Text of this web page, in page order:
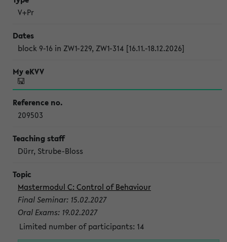
V+Pr
block 9-16 in ZW1-229, ZW1-314 [16.11.-18.12.2026]
209503
Dürr, Strube-Bloss
Mastermodul C: Control of Behaviour
Final Seminar: 15.02.2027
Oral Exams: 19.02.2027
Limited number of participants: 14